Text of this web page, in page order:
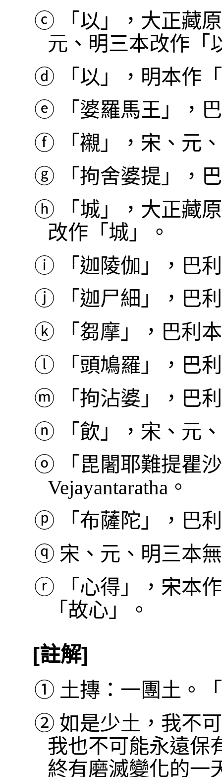
ⓒ
「以」，大正藏
元、明三本改作「
ⓓ
「以」，明本作
ⓔ
「婆羅馬王」，
ⓕ
「襯」，宋、元
ⓖ
「拘舍婆提」，
ⓗ
「城」，大正藏
改作「城」。
ⓘ
「迦陵伽」，巴
ⓙ
「迦尸細」，巴
ⓚ
「芻摩」，巴利
ⓛ
「頭鳩羅」，巴
ⓜ
「拘沾婆」，巴
ⓝ
「飲」，宋、元
ⓞ
「毘闍耶難提瞿
Vejayantaratha。
ⓟ
「布薩陀」，巴
ⓠ 宋、元、明三本
ⓡ
「心得」，宋本
「故心」。
[註解]
① 土摶：一團土。
② 如是少土，我不
我也不可能永遠保
終有磨滅變化的一